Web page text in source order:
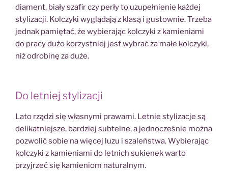
diament, biały szafir czy perły to uzupełnienie każdej
stylizacji. Kolczyki wyglądają z klasą i gustownie. Trzeba
jednak pamiętać, że wybierając kolczyki z kamieniami
do pracy dużo korzystniej jest wybrać za małe kolczyki,
niż odrobinę za duże.
Do letniej stylizacji
Lato rządzi się własnymi prawami. Letnie stylizacje są
delikatniejsze, bardziej subtelne, a jednocześnie można
pozwolić sobie na więcej luzu i szaleństwa. Wybierając
kolczyki z kamieniami do letnich sukienek warto
przyjrzeć się kamieniom naturalnym.